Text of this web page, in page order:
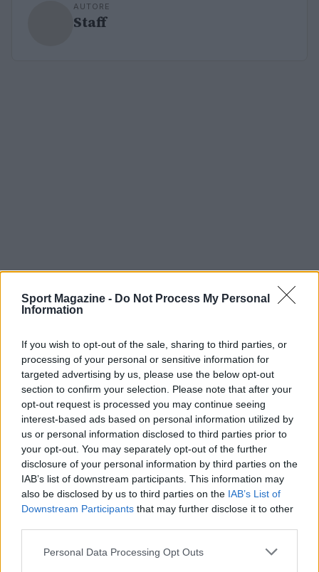
Sport Magazine - Do Not Process My Personal
Information
If you wish to opt-out of the sale, sharing to third parties, or
processing of your personal or sensitive information for
targeted advertising by us, please use the below opt-out
section to confirm your selection. Please note that after your
opt-out request is processed you may continue seeing
interest-based ads based on personal information utilized by
us or personal information disclosed to third parties prior to
your opt-out. You may separately opt-out of the further
disclosure of your personal information by third parties on the
IAB’s list of downstream participants. This information may
also be disclosed by us to third parties on the IAB’s List of
Downstream Participants that may further disclose it to other
Please note that this website/app uses one or more Google
Personal Data Processing Opt Outs
AUTORE
Staff
Continua a leggere
Serie A, l’Inter chiude a 87 punti: il distacco dal Napoli
è di 11 lunghezze
Francesca Lombardi · 5 Giu 2026
RISULTATI